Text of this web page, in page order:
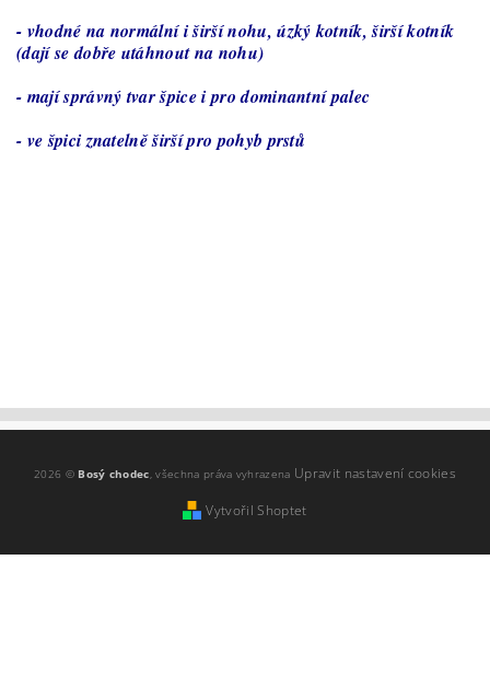
- vhodné na normální i širší nohu, úzký kotník, širší kotník
(dají se dobře utáhnout na nohu)
- mají správný tvar špice i pro dominantní palec
- ve špici znatelně širší pro pohyb prstů
2026 © Bosý chodec, všechna práva vyhrazena Upravit nastavení cookies
Vytvořil Shoptet